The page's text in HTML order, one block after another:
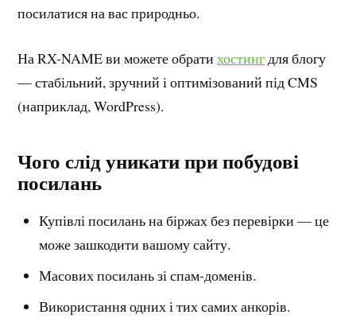
посилатися на вас природньо.
На RX-NAME ви можете обратихостингдля блогу
— стабільний, зручний і оптимізований під CMS
(наприклад, WordPress).
Чого слід уникати при побудові
посилань
Купівлі посилань на біржах без перевірки — це
може зашкодити вашому сайту.
Масових посилань зі спам-доменів.
Використання одних і тих самих анкорів.